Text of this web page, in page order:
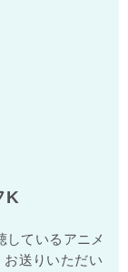
K
しているアニメ
送りいただい